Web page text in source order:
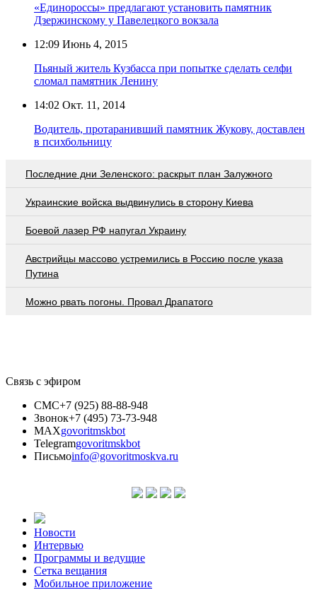
«Единороссы» предлагают установить памятник
Дзержинскому у Павелецкого вокзала
12:09 Июнь 4, 2015
Пьяный житель Кузбасса при попытке сделать селфи
сломал памятник Ленину
14:02 Окт. 11, 2014
Водитель, протаранивший памятник Жукову, доставлен
в психбольницу
Последние дни Зеленского: раскрыт план Залужного
Украинские войска выдвинулись в сторону Киева
Боевой лазер РФ напугал Украину
Австрийцы массово устремились в Россию после указа
Путина
Можно рвать погоны. Провал Драпатого
Связь с эфиром
СМС+7 (925) 88-88-948
Звонок+7 (495) 73-73-948
MAXgovoritmskbot
Telegramgovoritmskbot
Письмоinfo@govoritmoskva.ru
Новости
Интервью
Программы и ведущие
Сетка вещания
Мобильное приложение